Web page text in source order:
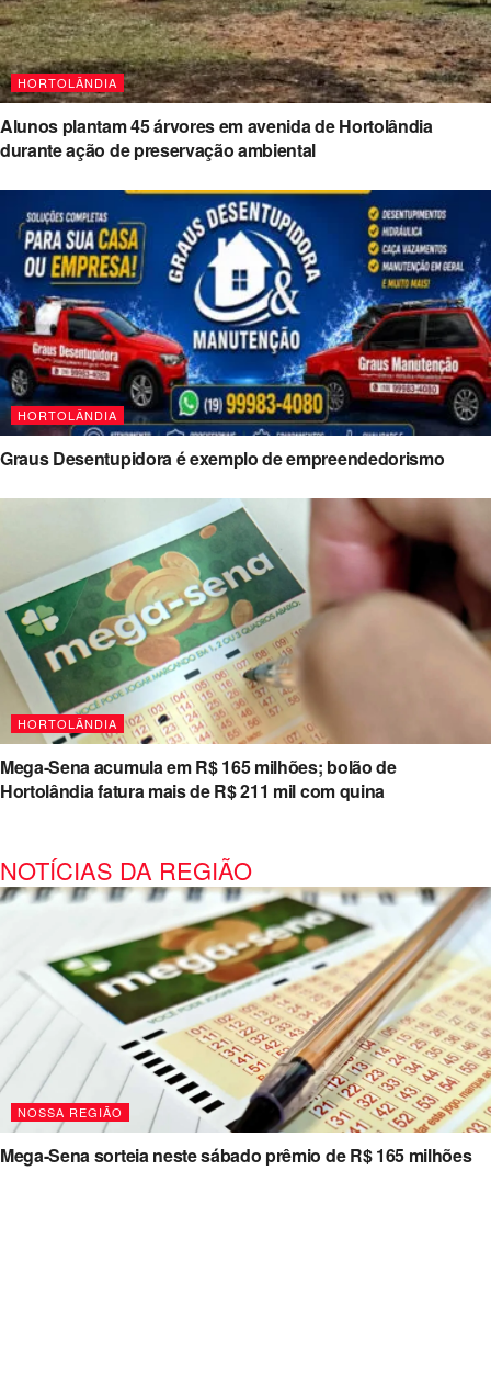
HORTOLÂNDIA
Alunos plantam 45 árvores em avenida de Hortolândia
durante ação de preservação ambiental
HORTOLÂNDIA
Graus Desentupidora é exemplo de empreendedorismo
HORTOLÂNDIA
Mega-Sena acumula em R$ 165 milhões; bolão de
Hortolândia fatura mais de R$ 211 mil com quina
NOTÍCIAS DA REGIÃO
NOSSA REGIÃO
Mega-Sena sorteia neste sábado prêmio de R$ 165 milhões